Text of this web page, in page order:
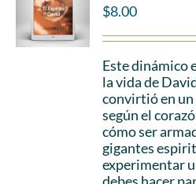
$8.00
Este dinámico
la vida de
convirtió en
según el
cómo ser
gigantes
experimentar